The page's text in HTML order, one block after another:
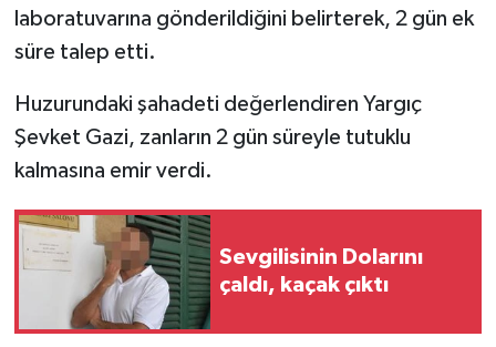
laboratuvarına gönderildiğini belirterek, 2 gün ek
süre talep etti.
Huzurundaki şahadeti değerlendiren Yargıç
Şevket Gazi, zanların 2 gün süreyle tutuklu
kalmasına emir verdi.
Sevgilisinin Dolarını
çaldı, kaçak çıktı